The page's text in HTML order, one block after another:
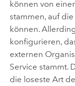
können von
stammen, auf
können.
konfigurieren,
externen
Service stammt.
die loseste Art